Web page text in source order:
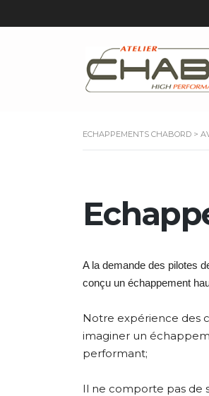
ECHAPPEMENTS CHABORD >
A la demande des pilotes
conçu un échappement
Notre expérience des
imaginer un
performant;
Il ne comporte pas de